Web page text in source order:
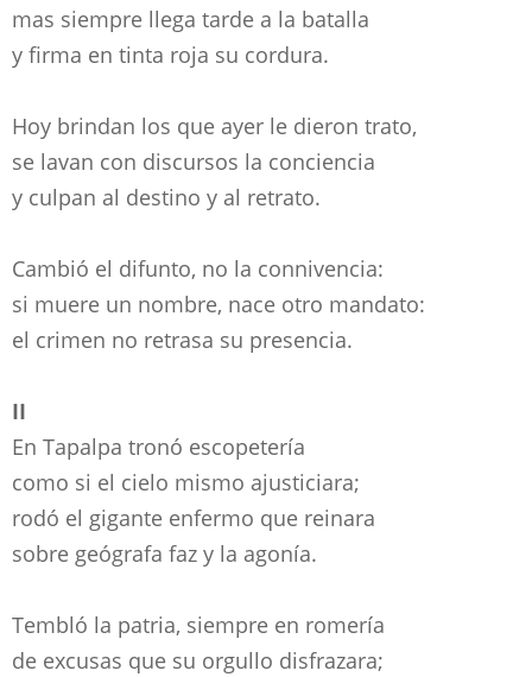
mas siempre llega tarde a la batalla
y firma en tinta roja su cordura.
Hoy brindan los que ayer le dieron trato,
se lavan con discursos la conciencia
y culpan al destino y al retrato.
Cambió el difunto, no la connivencia:
si muere un nombre, nace otro mandato:
el crimen no retrasa su presencia.
II
En Tapalpa tronó escopetería
como si el cielo mismo ajusticiara;
rodó el gigante enfermo que reinara
sobre geógrafa faz y la agonía.
Tembló la patria, siempre en romería
de excusas que su orgullo disfrazara;